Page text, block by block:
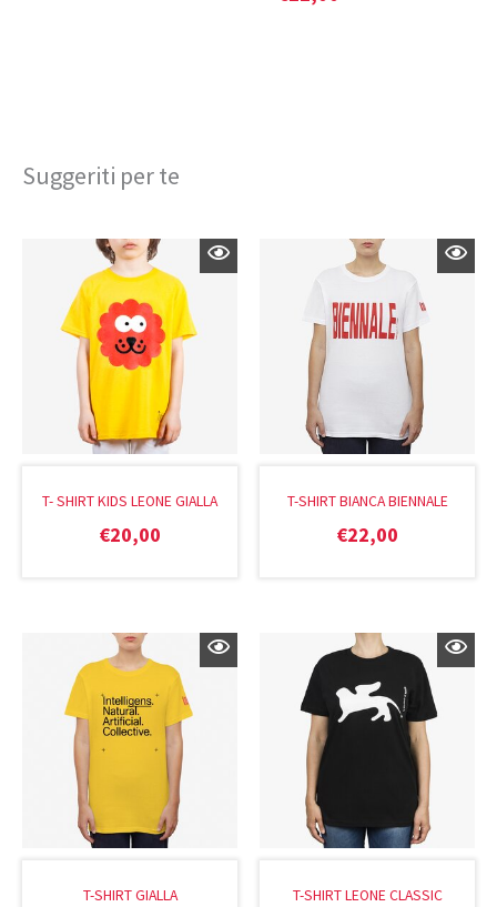
Suggeriti per te
T- SHIRT KIDS LEONE GIALLA
€20,00
T-SHIRT BIANCA BIENNALE
€22,00
T-SHIRT GIALLA
T-SHIRT LEONE CLASSIC